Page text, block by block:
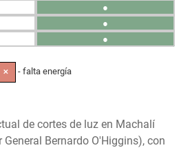
●
●
●
✕ - falta energía
de cortes de luz en Machalí
Bernardo O'Higgins), con